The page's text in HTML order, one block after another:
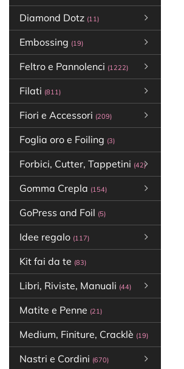
Diamond Dotz (11)
Embossing (19)
Feltro e Pannolenci (1222)
Filati (811)
Fiori e Accessori (209)
Foglia oro e Foiling (3)
Forbici, Cutter, Tappetini (42)
Gomma Crepla (154)
GoPress and Foil (5)
Idee regalo (117)
Kit fai da te (83)
Libri, Riviste, Manuali (44)
Matite e Penne (21)
Medium, Finiture, Cracklè (19)
Nastri e Cordini (670)